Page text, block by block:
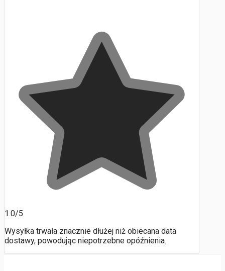
1.0/5
Wysyłka trwała znacznie dłużej niż obiecana data
dostawy, powodując niepotrzebne opóźnienia.